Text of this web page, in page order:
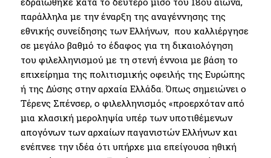
παράλληλα με την έναρξη της αναγέννησης της
εθνικής συνείδησης των Ελλήνων, που καλλιέργησε
σε μεγάλο βαθμό το έδαφος για τη δικαιολόγηση
του φιλελληνισμού με τη στενή έννοια με βάση το
επιχείρημα της πολιτισμικής οφειλής της Ευρώπης
ή της Δύσης στην αρχαία Ελλάδα. Όπως σημειώνει ο
Τέρενς Σπένσερ, ο φιλελληνισμός «προερχόταν από
μια κλασική μεροληψία υπέρ των υποτιθέμενων
απογόνων των αρχαίων παγανιστών Ελλήνων και
ενέπνεε την ιδέα ότι υπήρχε μια επείγουσα ηθική